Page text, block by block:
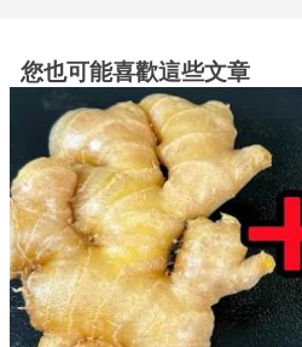
您也可能喜歡這些文章